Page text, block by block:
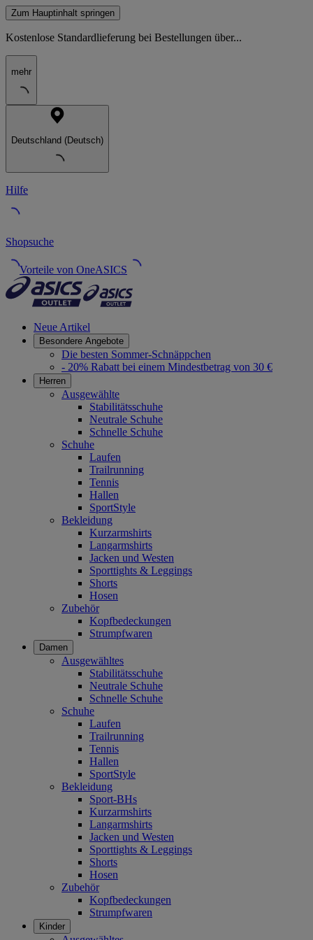
Zum Hauptinhalt springen
Kostenlose Standardlieferung bei Bestellungen über...
mehr
Deutschland (Deutsch)
Hilfe
Shopsuche
Vorteile von OneASICS
Neue Artikel
Besondere Angebote
Die besten Sommer-Schnäppchen
- 20% Rabatt bei einem Mindestbetrag von 30 €
Herren
Ausgewählte
Stabilitätsschuhe
Neutrale Schuhe
Schnelle Schuhe
Schuhe
Laufen
Trailrunning
Tennis
Hallen
SportStyle
Bekleidung
Kurzarmshirts
Langarmshirts
Jacken und Westen
Sporttights & Leggings
Shorts
Hosen
Zubehör
Kopfbedeckungen
Strumpfwaren
Damen
Ausgewähltes
Stabilitätsschuhe
Neutrale Schuhe
Schnelle Schuhe
Schuhe
Laufen
Trailrunning
Tennis
Hallen
SportStyle
Bekleidung
Sport-BHs
Kurzarmshirts
Langarmshirts
Jacken und Westen
Sporttights & Leggings
Shorts
Hosen
Zubehör
Kopfbedeckungen
Strumpfwaren
Kinder